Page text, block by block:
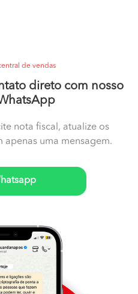
de vendas
direto com nosso
nota fiscal, atualize os
apenas uma mensagem.